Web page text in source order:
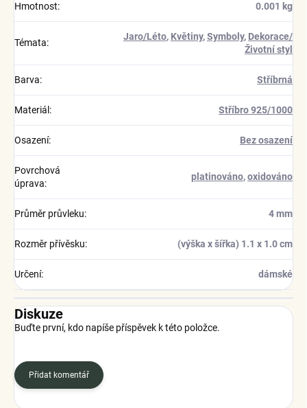
Hmotnost: 0.001 kg
Témata:
Jaro/Léto, Květiny,Symboly, Dekorace/
Životní styl
Barva: Stříbrná
Materiál : Stříbro 925/1000
Osazení: Bez osazení
Povrchová
úprava:
platinováno,oxidováno
Průměr průvleku: 4 mm
Rozměr přívěsku: (výška x šířka) 1.1 x 1.0 cm
Určení: dámské
Diskuze
Buďte první, kdo napíše příspěvek k této položce.
Přidat komentář